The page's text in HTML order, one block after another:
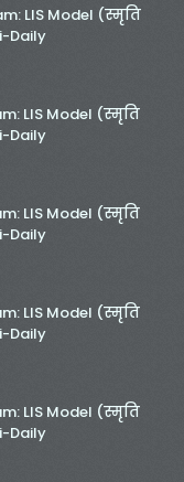
LIS Model (स्मृति
Daily
LIS Model (स्मृति
Daily
LIS Model (स्मृति
Daily
LIS Model (स्मृति
Daily
LIS Model (स्मृति
Daily